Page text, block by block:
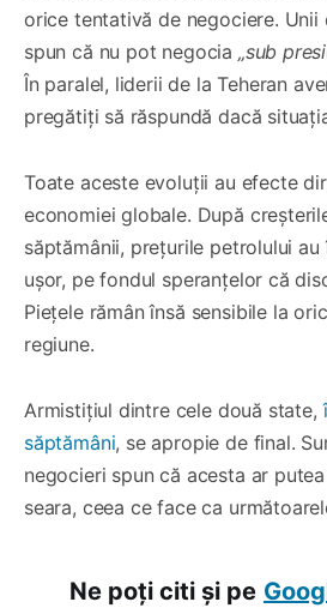
orice tentativă de negociere. Unii
spun că nu pot negocia „sub
În paralel, liderii de la Teheran
pregătiți să răspundă dacă
Toate aceste evoluții au efecte
economiei globale. După
săptămânii, prețurile petrolului au
ușor, pe fondul speranțelor că
Piețele rămân însă sensibile la
regiune.
Armistițiul dintre cele două state,
săptămâni, se apropie de final.
negocieri spun că acesta ar
seara, ceea ce face ca
Ne poți citi și pe